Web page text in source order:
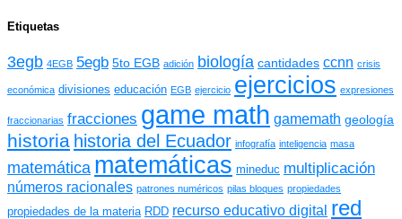
Etiquetas
3egb 4EGB 5egb 5to EGB adición biología cantidades ccnn crisis
económica divisiones educación EGB ejercicio ejercicios expresiones
fraccionarias fracciones game math gamemath geología
historia historia del Ecuador infografía inteligencia masa
matemática matemáticas mineduc multiplicación
números racionales patrones numéricos pilas bloques propiedades
propiedades de la materia RDD recurso educativo digital red